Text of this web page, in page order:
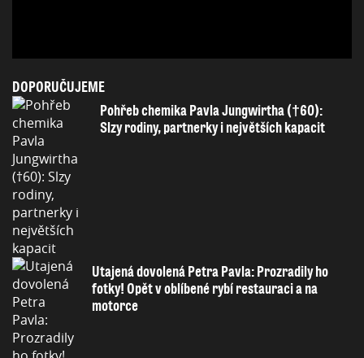
DOPORUČUJEME
Pohřeb chemika Pavla Jungwirtha (†60):
Slzy rodiny, partnerky i největších kapacit
Utajená dovolená Petra Pavla: Prozradily ho
fotky! Opět v oblíbené rybí restauraci a na
motorce